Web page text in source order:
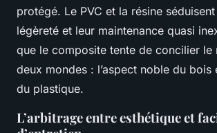
protégé. Le PVC et la résine
légèreté et leur maintenance quasi
que le composite tente de concilier le
deux mondes : l’aspect noble du bois
du plastique.
L’arbitrage entre esthétique et